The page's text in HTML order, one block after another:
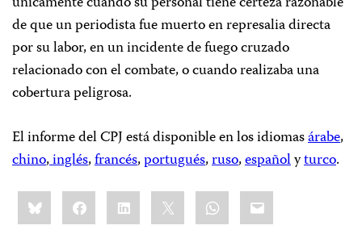
de que un periodista fue muerto en represalia directa
por su labor, en un incidente de fuego cruzado
relacionado con el combate, o cuando realizaba una
cobertura peligrosa.
El informe del CPJ está disponible en los idiomasárabe,
chino,inglés,francés,portugués,ruso,españolyturco.
Share
this:BlueskyFacebookLinkedIn WhatsApp
Email